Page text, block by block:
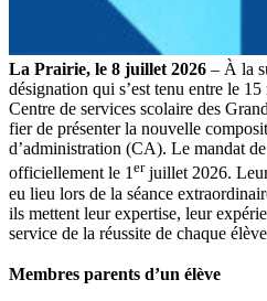
La Prairie, le 8 juillet 2026 – À la
désignation qui s’est tenu entre le
Centre de services scolaire des
fier de présenter la nouvelle
d’administration (CA). Le mandat
officiellement le 1erjuillet 2026. Leur
eu lieu lors de la séance
ils mettent leur expertise, leur
service de la réussite de chaque
Membres parents d’un élève